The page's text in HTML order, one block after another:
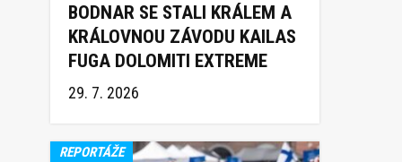
BODNAR SE STALI KRÁLEM A
KRÁLOVNOU ZÁVODU KAILAS
FUGA DOLOMITI EXTREME
TRAIL 2026
29. 7. 2026
REPORTÁŽE